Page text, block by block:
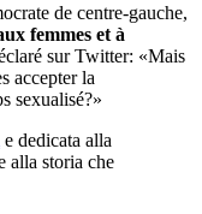
de centre-gauche,
femmes et à
sur Twitter: «Mais
accepter la
sexualisé?»
e dedicata alla
alla storia che